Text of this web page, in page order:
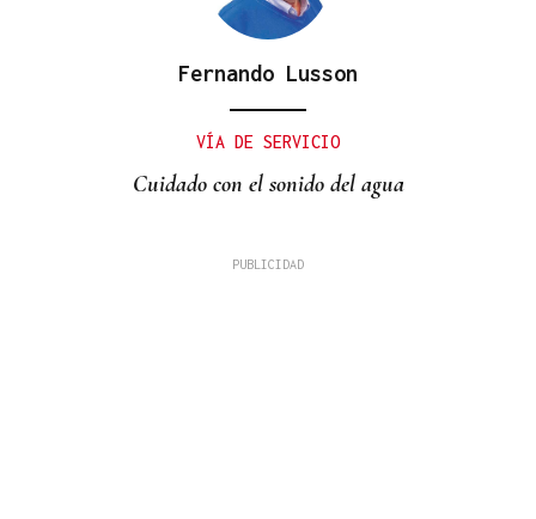
Fernando Lusson
VÍA DE SERVICIO
Cuidado con el sonido del agua